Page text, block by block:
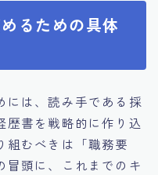
るための具体
には、読み手である採
歴書を戦略的に作り込
組むべきは「職務要
冒頭に、これまでのキ